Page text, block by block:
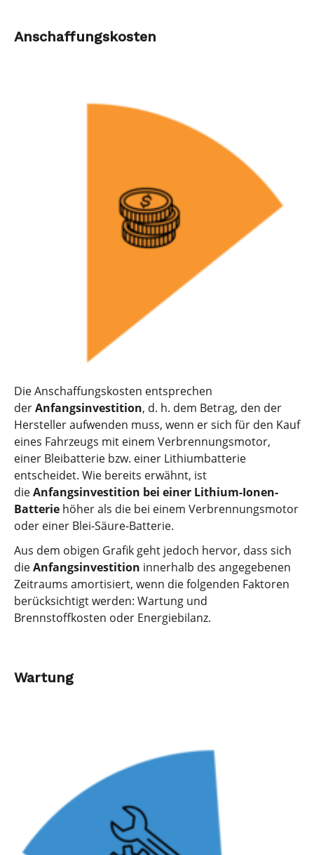
Anschaffungskosten
Die Anschaffungskosten entsprechen
derAnfangsinvestition, d. h. dem Betrag, den der
Hersteller aufwenden muss, wenn er sich für den Kauf
eines Fahrzeugs mit einem Verbrennungsmotor,
einer Bleibatterie bzw. einer Lithiumbatterie
entscheidet. Wie bereits erwähnt, ist
dieAnfangsinvestition bei einer Lithium-Ionen-
Batterie höher als die bei einem Verbrennungsmotor
oder einer Blei-Säure-Batterie.
Aus dem obigen Grafik geht jedoch hervor, dass sich
dieAnfangsinvestition innerhalb des angegebenen
Zeitraums amortisiert, wenn die folgenden Faktoren
berücksichtigt werden: Wartung und
Brennstoffkosten oder Energiebilanz.
Wartung